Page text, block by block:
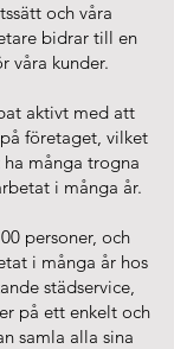
och våra
bidrar till en
våra kunder.
aktivt med att
företaget, vilket
många trogna
i många år.
personer, och
i många år hos
städservice,
på ett enkelt och
samla alla sina